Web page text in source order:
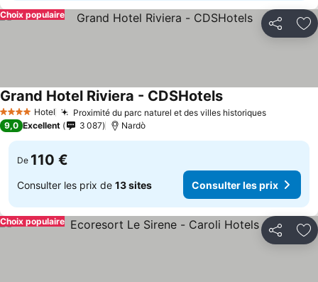
Partager
Choix populaire
4 Étoiles Hotel Proximité du parc naturel et des villes historiques
Grand Hotel Riviera - CDSHotels
9,0 Excellent 3 087 Nardò
De 110 €
Consulter les prix de 13 sites Consulter les prix
Partager
Choix populaire